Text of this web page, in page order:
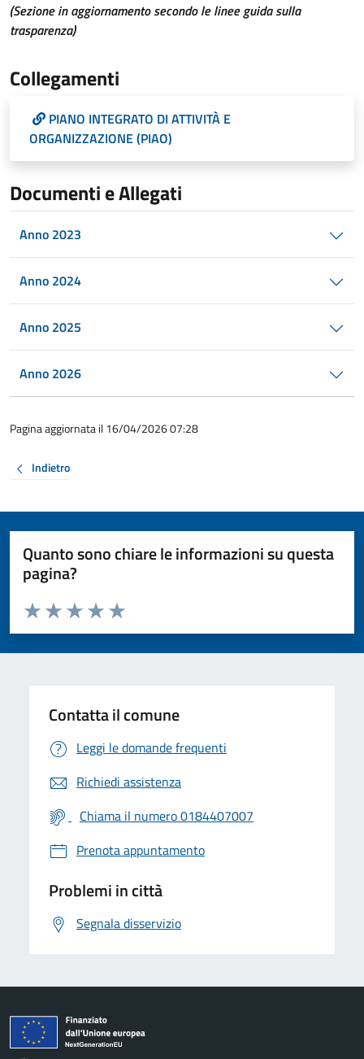
(Sezione in aggiornamento secondo le linee guida sulla
trasparenza)
Collegamenti
PIANO INTEGRATO DI ATTIVITÀ E
ORGANIZZAZIONE (PIAO)
Documenti e Allegati
Anno 2023
Anno 2024
Anno 2025
Anno 2026
Pagina aggiornata il 16/04/2026 07:28
Indietro
Quanto sono chiare le informazioni su questa
pagina?
Valuta da 1 a 5 stelle la pagina
Valuta 5 stelle su 5
Valuta 4 stelle su 5
Valuta 3 stelle su 5
Valuta 2 stelle su 5
Valuta 1 stelle su 5
Contatta il comune
Leggi le domande frequenti
Richiedi assistenza
Chiama il numero 0184407007
Prenota appuntamento
Problemi in città
Segnala disservizio